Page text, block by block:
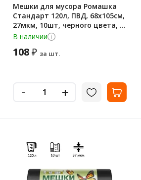
Мешки для мусора Ромашка
Стандарт 120л, ПВД, 68х105см,
27мкм, 10шт, черного цвета, в
рулоне
В наличии
108₽ за шт.
- +